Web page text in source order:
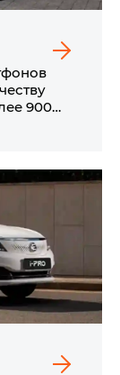
900